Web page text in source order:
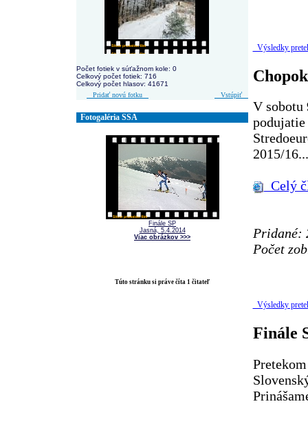
Počet fotiek v súťažnom kole: 0
Celkový počet fotiek: 716
Celkový počet hlasov: 41671
Pridať novú fotku
Vstúpiť
Fotogaléria SSA
Finále SP
Jasná, 5.4.2014
Viac obrázkov >>>
Túto stránku si práve číta 1 čitateľ
Výsledky
V sobotu
2015/16...
Celý
Pridané:
Počet
Výsledky
Finále